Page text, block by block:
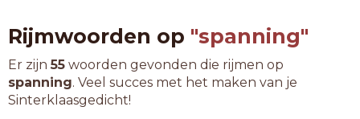
Rijmwoorden op "spanning"
Er zijn55 woorden gevonden die rijmen op
spanning. Veel succes met het maken van je
Sinterklaasgedicht!